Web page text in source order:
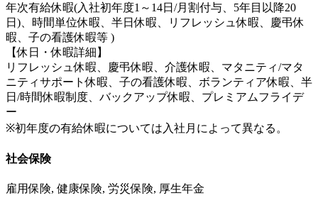
年次有給休暇(入社初年度1～14日/月割付与、5年目以降20
日)、時間単位休暇、半日休暇、リフレッシュ休暇、慶弔休
暇、子の看護休暇等 )
【休日・休暇詳細】
リフレッシュ休暇、慶弔休暇、介護休暇、マタニティ/マタ
ニティサポート休暇、子の看護休暇、ボランティア休暇、半
日/時間休暇制度、バックアップ休暇、プレミアムフライデ
ー
※初年度の有給休暇については入社月によって異なる。
社会保険
雇用保険, 健康保険, 労災保険, 厚生年金